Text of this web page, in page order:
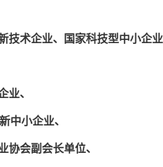
技术企业、国家科技型中小企
业、
中小企业、
协会副会长单位、